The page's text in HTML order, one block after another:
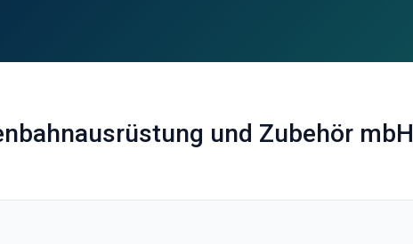
und Zubehör mbH